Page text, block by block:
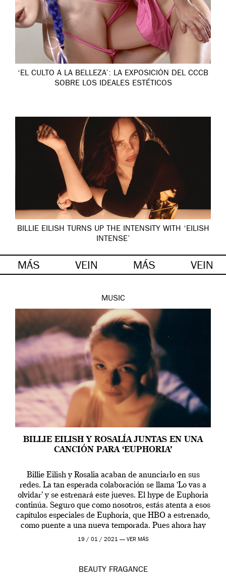
‘EL CULTO A LA BELLEZA’: LA EXPOSICIÓN DEL CCCB
SOBRE LOS IDEALES ESTÉTICOS
BILLIE EILISH TURNS UP THE INTENSITY WITH ‘EILISH
INTENSE’
MÁS VEIN MÁS VEIN
MUSIC
BILLIE EILISH Y ROSALÍA JUNTAS EN UNA
CANCIÓN PARA ‘EUPHORIA’
Billie Eilish y Rosalia acaban de anunciarlo en sus
redes. La tan esperada colaboración se llama ‘Lo vas a
olvidar’ y se estrenará este jueves. El hype de Euphoria
continúa. Seguro que como nosotros, estás atenta a esos
capítulos especiales de Euphoria, que HBO a estrenado,
como puente a una nueva temporada. Pues ahora hay
[…]
19 / 01 / 2021 — VER MÁS
BEAUTY FRAGANCE